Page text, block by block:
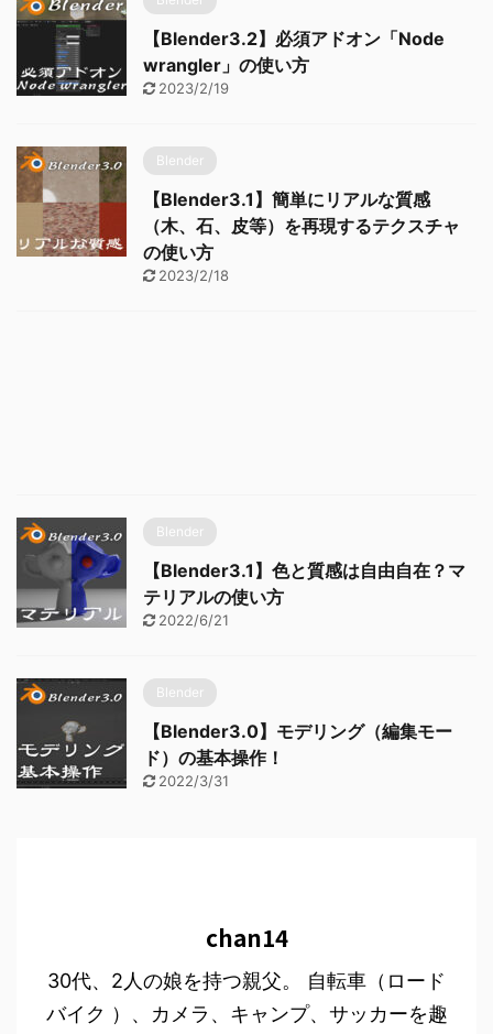
【Blender3.2】必須アドオン「Node
wrangler」の使い方
2023/2/19
Blender
【Blender3.1】簡単にリアルな質感
（木、石、皮等）を再現するテクスチャ
の使い方
2023/2/18
Blender
【Blender3.1】色と質感は自由自在？マ
テリアルの使い方
2022/6/21
Blender
【Blender3.0】モデリング（編集モー
ド）の基本操作！
2022/3/31
chan14
30代、2人の娘を持つ親父。 自転車（ロード
バイク ）、カメラ、キャンプ、サッカーを趣